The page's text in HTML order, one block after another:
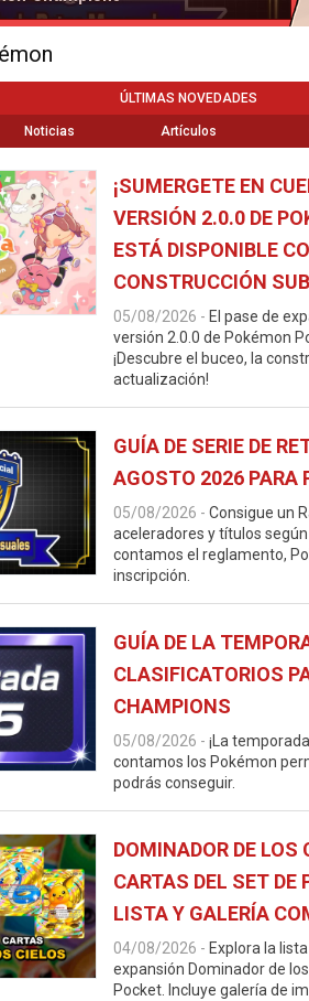
ÚLTIMAS NOVEDADES
Noticias Artículos
¡SUMERGETE EN
VERSIÓN 2.0.0 DE
ESTÁ DISPONIBLE
CONSTRUCCIÓN
05/08/2026 - El pase de
versión 2.0.0 de Pokémon
¡Descubre el buceo, la
actualización!
GUÍA DE SERIE DE
AGOSTO 2026 PARA
05/08/2026 - Consigue un
aceleradores y títulos
contamos el reglamento,
inscripción.
GUÍA DE LA
CLASIFICATORIOS
CHAMPIONS
05/08/2026 - ¡La
contamos los Pokémon
podrás conseguir.
DOMINADOR DE
CARTAS DEL SET DE
LISTA Y GALERÍA
04/08/2026 - Explora la
expansión Dominador de
Pocket. Incluye galería de